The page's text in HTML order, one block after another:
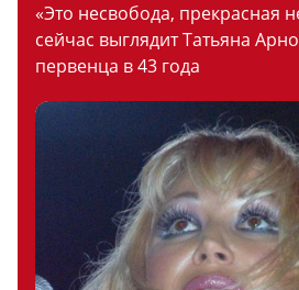
«Это несвобода, прекрасная
сейчас выглядит Татьяна
первенца в 43 года